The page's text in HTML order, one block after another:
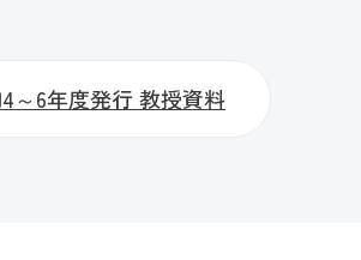
～6年度発行 教授資料